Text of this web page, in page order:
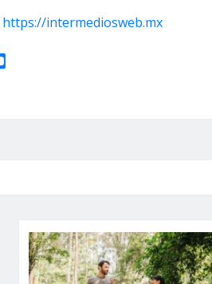
https://intermediosweb.mx